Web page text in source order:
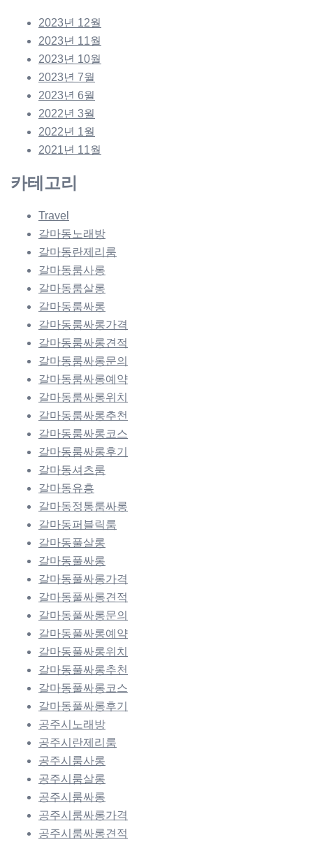
2023년 12월
2023년 11월
2023년 10월
2023년 7월
2023년 6월
2022년 3월
2022년 1월
2021년 11월
카테고리
Travel
갈마동노래방
갈마동란제리룸
갈마동룸사롱
갈마동룸살롱
갈마동룸싸롱
갈마동룸싸롱가격
갈마동룸싸롱견적
갈마동룸싸롱문의
갈마동룸싸롱예약
갈마동룸싸롱위치
갈마동룸싸롱추천
갈마동룸싸롱코스
갈마동룸싸롱후기
갈마동셔츠룸
갈마동유흥
갈마동정통룸싸롱
갈마동퍼블릭룸
갈마동풀살롱
갈마동풀싸롱
갈마동풀싸롱가격
갈마동풀싸롱견적
갈마동풀싸롱문의
갈마동풀싸롱예약
갈마동풀싸롱위치
갈마동풀싸롱추천
갈마동풀싸롱코스
갈마동풀싸롱후기
공주시노래방
공주시란제리룸
공주시룸사롱
공주시룸살롱
공주시룸싸롱
공주시룸싸롱가격
공주시룸싸롱견적